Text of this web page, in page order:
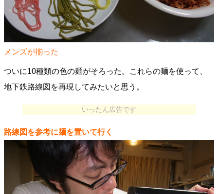
メンズが揃った
ついに10種類の色の麺がそろった。これらの麺を使って、
地下鉄路線図を再現してみたいと思う。
いったん広告です
路線図を参考に麺を置いて行く